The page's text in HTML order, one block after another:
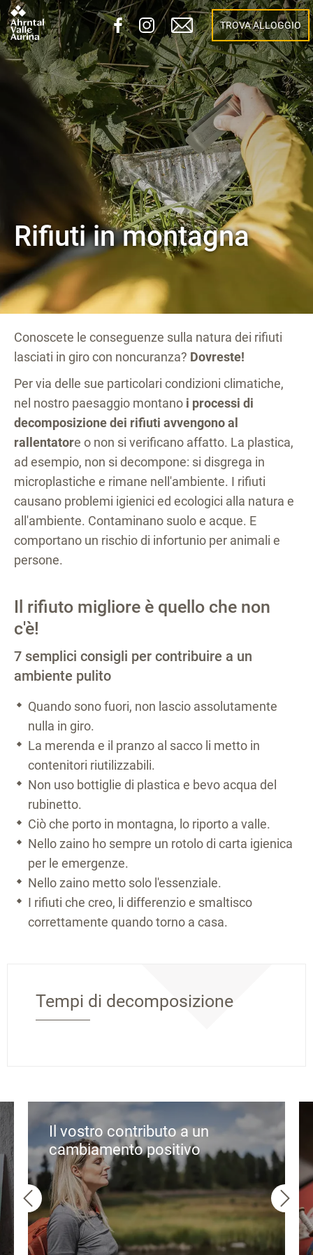
TROVA ALLOGGIO
Rifiuti in montagna
Conoscete le conseguenze sulla natura dei rifiuti
lasciati in giro con noncuranza? Dovreste!
Per via delle sue particolari condizioni climatiche,
nel nostro paesaggio montano i processi di
decomposizione dei rifiuti avvengono al
rallentatore o non si verificano affatto. La plastica,
ad esempio, non si decompone: si disgrega in
microplastiche e rimane nell'ambiente. I rifiuti
causano problemi igienici ed ecologici alla natura e
all'ambiente. Contaminano suolo e acque. E
comportano un rischio di infortunio per animali e
persone.
Il rifiuto migliore è quello che non
c'è!
7 semplici consigli per contribuire a un
ambiente pulito
Quando sono fuori, non lascio assolutamente
nulla in giro.
La merenda e il pranzo al sacco li metto in
contenitori riutilizzabili.
Non uso bottiglie di plastica e bevo acqua del
rubinetto.
Ciò che porto in montagna, lo riporto a valle.
Nello zaino ho sempre un rotolo di carta igienica
per le emergenze.
Nello zaino metto solo l'essenziale.
I rifiuti che creo, li differenzio e smaltisco
correttamente quando torno a casa.
Tempi di decomposizione
Il vostro contributo a un
cambiamento positivo